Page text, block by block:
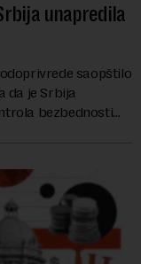
unapredila
saopštilo
da je Srbija
bezbednosti